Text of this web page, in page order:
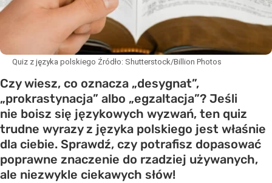
Quiz z języka polskiego Źródło: Shutterstock/Billion Photos
Czy wiesz, co oznacza „desygnat”,
„prokrastynacja” albo „egzaltacja”? Jeśli
nie boisz się językowych wyzwań, ten quiz
trudne wyrazy z języka polskiego jest właśnie
dla ciebie. Sprawdź, czy potrafisz dopasować
poprawne znaczenie do rzadziej używanych,
ale niezwykle ciekawych słów!